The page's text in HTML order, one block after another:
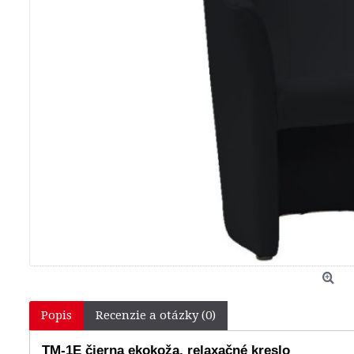
Popis Recenzie a otázky (0)
TM-1E čierna ekokoža, relaxačné kreslo